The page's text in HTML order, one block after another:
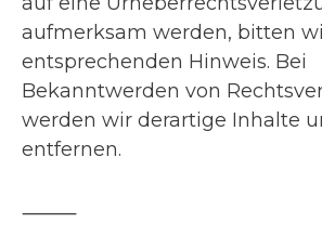
aufmerksam werden, bitten
entsprechenden Hinweis. Bei
Bekanntwerden von
werden wir derartige Inhalte
entfernen.
⸻